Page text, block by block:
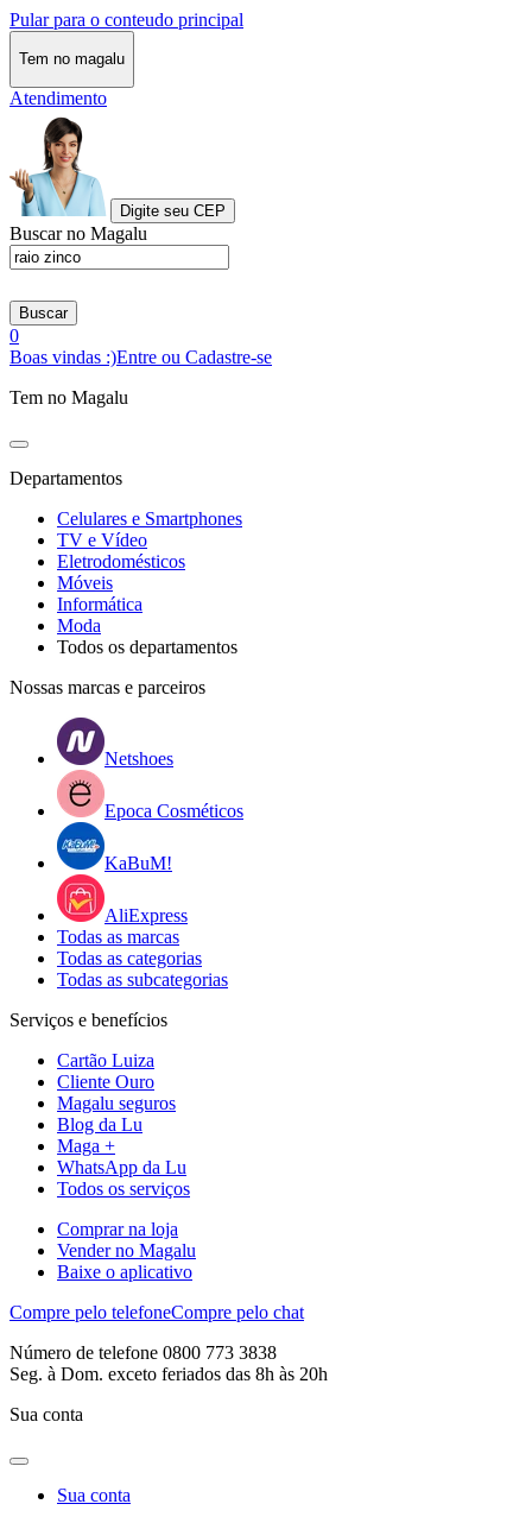
Pular para o conteudo principal
Tem no magalu
Atendimento
Digite seu CEP
Buscar no Magalu
Buscar
0
Boas vindas :)Entre ou Cadastre-se
Tem no Magalu
Departamentos
Celulares e Smartphones
TV e Vídeo
Eletrodomésticos
Móveis
Informática
Moda
Todos os departamentos
Nossas marcas e parceiros
Netshoes
Epoca Cosméticos
KaBuM!
AliExpress
Todas as marcas
Todas as categorias
Todas as subcategorias
Serviços e benefícios
Cartão Luiza
Cliente Ouro
Magalu seguros
Blog da Lu
Maga +
WhatsApp da Lu
Todos os serviços
Comprar na loja
Vender no Magalu
Baixe o aplicativo
Compre pelo telefoneCompre pelo chat
Número de telefone 0800 773 3838
Seg. à Dom. exceto feriados das 8h às 20h
Sua conta
Sua conta